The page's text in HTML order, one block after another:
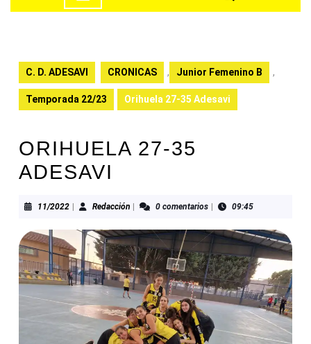
apertura
C. D. ADESAVI CRONICAS , Junior Femenino B ,
Temporada 22/23 Orihuela 27-35 Adesavi
ORIHUELA 27-35
ADESAVI
11/202211/2022RedacciónRedacción0 comentarios 09:45